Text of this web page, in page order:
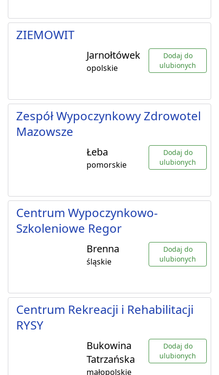
ZIEMOWIT
Jarnołtówek
opolskie
Dodaj do
ulubionych
Zespół Wypoczynkowy Zdrowotel
Mazowsze
Łeba
pomorskie
Dodaj do
ulubionych
Centrum Wypoczynkowo-
Szkoleniowe Regor
Brenna
śląskie
Dodaj do
ulubionych
Centrum Rekreacji i Rehabilitacji
RYSY
Bukowina
Tatrzańska
małopolskie
Dodaj do
ulubionych